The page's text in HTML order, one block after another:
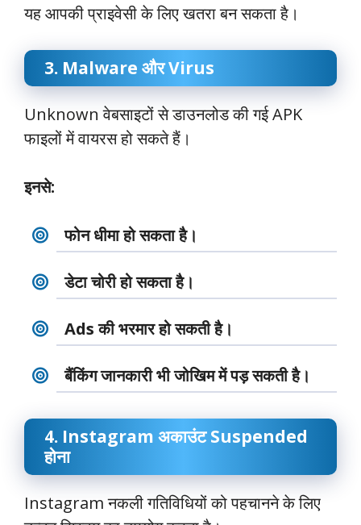
यह आपकी प्राइवेसी के लिए खतरा बन सकता है।
3. Malware और Virus
Unknown वेबसाइटों से डाउनलोड की गई APK
फाइलों में वायरस हो सकते हैं।
इनसे:
फोन धीमा हो सकता है।
डेटा चोरी हो सकता है।
Ads की भरमार हो सकती है।
बैंकिंग जानकारी भी जोखिम में पड़ सकती है।
4. Instagram अकाउंट Suspended
होना
Instagram नकली गतिविधियों को पहचानने के लिए